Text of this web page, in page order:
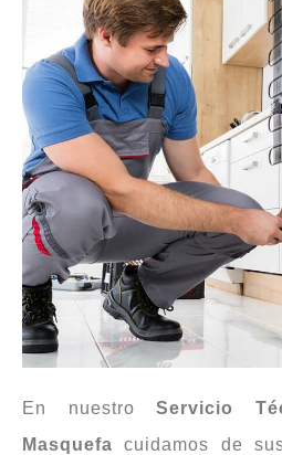
En nuestroServicio
Masquefacuidamos de